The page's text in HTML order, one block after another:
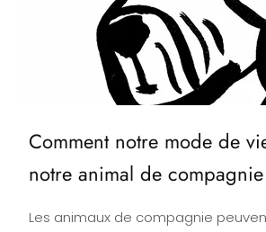
Comment notre mode de
notre animal de
Les animaux de compagnie